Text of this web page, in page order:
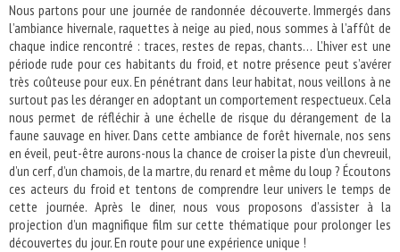
Nous partons pour une journée de randonnée découverte. Immergés dans
l’ambiance hivernale, raquettes à neige au pied, nous sommes à l’affût de
chaque indice rencontré : traces, restes de repas, chants… L’hiver est une
période rude pour ces habitants du froid, et notre présence peut s’avérer
très coûteuse pour eux. En pénétrant dans leur habitat, nous veillons à ne
surtout pas les déranger en adoptant un comportement respectueux. Cela
nous permet de réfléchir à une échelle de risque du dérangement de la
faune sauvage en hiver. Dans cette ambiance de forêt hivernale, nos sens
en éveil, peut-être aurons-nous la chance de croiser la piste d’un chevreuil,
d’un cerf, d’un chamois, de la martre, du renard et même du loup ? Écoutons
ces acteurs du froid et tentons de comprendre leur univers le temps de
cette journée. Après le diner, nous vous proposons d’assister à la
projection d’un magnifique film sur cette thématique pour prolonger les
découvertes du jour. En route pour une expérience unique !